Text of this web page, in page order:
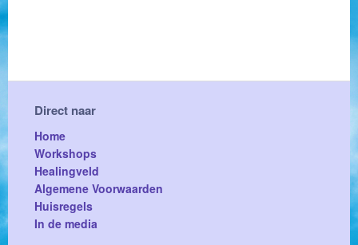
Direct naar
Home
Workshops
Healingveld
Algemene Voorwaarden
Huisregels
In de media